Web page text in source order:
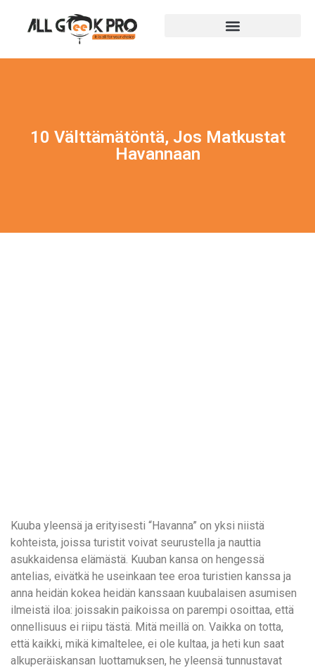
10 Välttämätöntä, Jos Matkustat
Havannaan
Kuuba yleensä ja erityisesti “Havanna” on yksi niistä
kohteista, joissa turistit voivat seurustella ja nauttia
asukkaidensa elämästä. Kuuban kansa on hengessä
antelias, eivätkä he useinkaan tee eroa turistien kanssa ja
anna heidän kokea heidän kanssaan kuubalaisen asumisen
ilmeistä iloa: joissakin paikoissa on parempi osoittaa, että
onnellisuus ei riipu tästä. Mitä meillä on. Vaikka on totta,
että kaikki, mikä kimaltelee, ei ole kultaa, ja heti kun saat
alkuperäiskansan luottamuksen, he yleensä tunnustavat